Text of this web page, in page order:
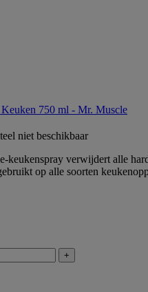
750 ml - Mr. Muscle
niet beschikbaar
keukenspray verwijdert alle
op alle soorten
+